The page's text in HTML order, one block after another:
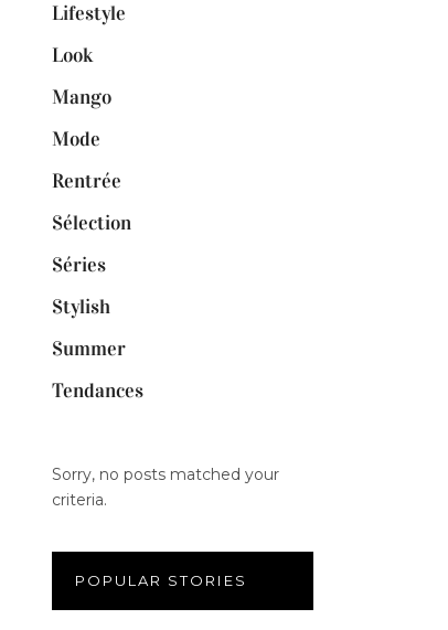
Lifestyle
Look
Mango
Mode
Rentrée
Sélection
Séries
Stylish
Summer
Tendances
Sorry, no posts matched your
criteria.
POPULAR STORIES